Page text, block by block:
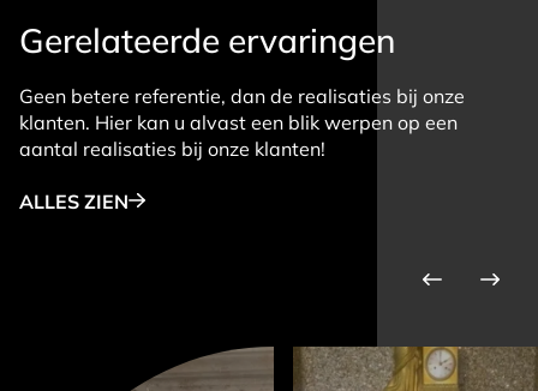
Gerelateerde ervaringen
Geen betere referentie, dan de realisaties bij onze
klanten. Hier kan u alvast een blik werpen op een
aantal realisaties bij onze klanten!
ALLES ZIEN